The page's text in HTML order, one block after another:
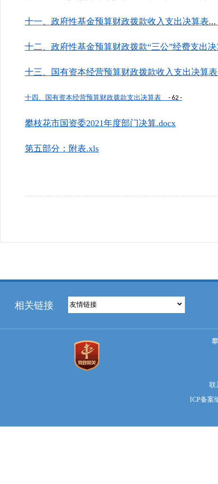
十一、政府性基金预算财政拨款收入支出决算表...
十二、政府性基金预算财政拨款“三公”经费支出
十三、国有资本经营预算财政拨款收入支出决算表
十四、国有资本经营预算财政拨款支出决算表 - 62 -
攀枝花市国资委2021年度部门决算.docx
第五部分：附表.xls
相关链接
联
ICP备案